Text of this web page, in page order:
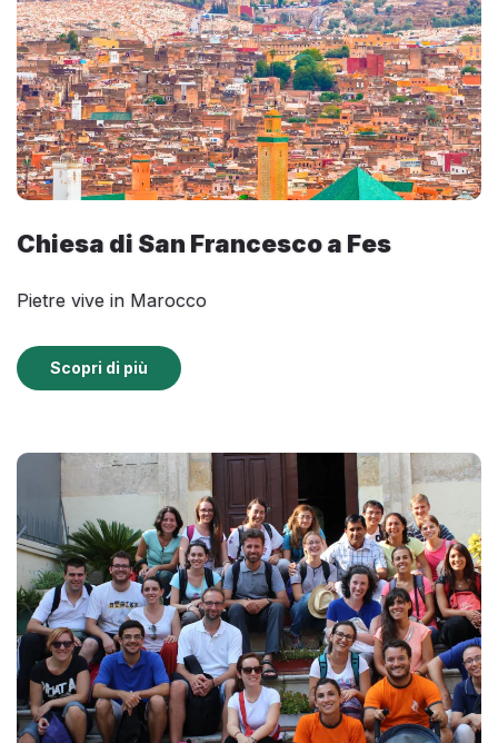
Chiesa di San Francesco a Fes
Pietre vive in Marocco
Scopri di più